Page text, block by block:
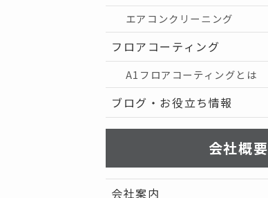
エアコンクリーニング
フロアコーティング
A1フロアコーティングとは
ブログ・お役立ち情報
会社概要
会社案内